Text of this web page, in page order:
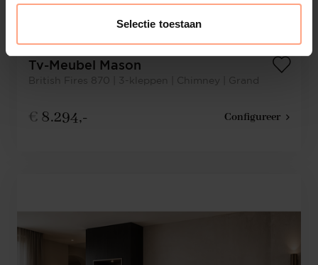
Selectie toestaan
Tv-Meubel Mason
British Fires 870 | 3-kleppen | Chimney | Grand
€ 8.294,- Configureer